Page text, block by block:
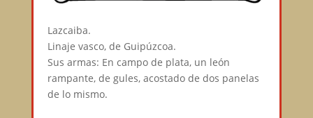
Lazcaiba.⠀
Linaje vasco, de Guipúzcoa.⠀
Sus armas: En campo de plata, un león
rampante, de gules, acostado de dos panelas
de lo mismo.⠀